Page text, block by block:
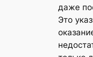
даже
Это